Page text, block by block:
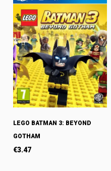
LEGO BATMAN 3: BEYOND
GOTHAM
€3.47